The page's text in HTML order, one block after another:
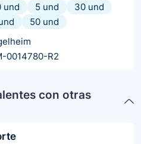
und 5 und
30 und
50 und
0014780-R2
con otras